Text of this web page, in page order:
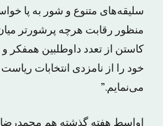
سلیقه‌های متنوع و شور به پا
منظور رقابت هرچه پرشورتر
کاستن از تعدد داوطلبین همفکر
خود را از نامزدی انتخابات
می‌نمایم.”
اواسط هفته گذشته هم